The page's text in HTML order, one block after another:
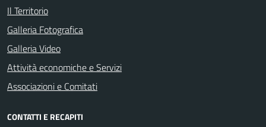
Il Territorio
Galleria Fotografica
Galleria Video
Attività economiche e Servizi
Associazioni e Comitati
CONTATTI E RECAPITI